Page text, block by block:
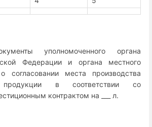
уполномоченного органа
Федерации и органа местного
согласовании места производства
продукции в соответствии со
контрактом на ___ л.